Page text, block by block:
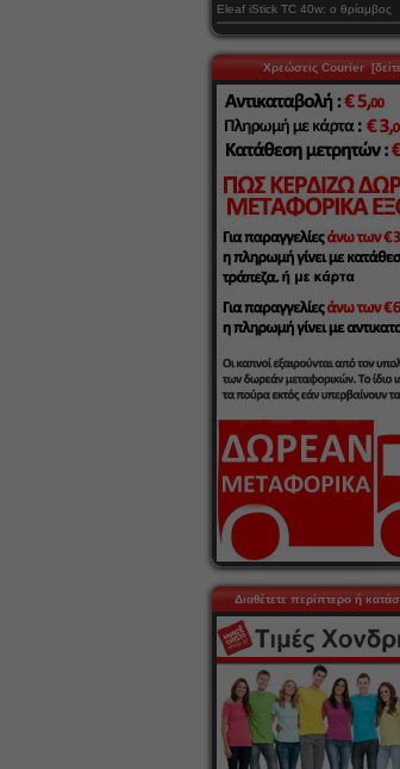
Eleaf iStick TC 40w: ο θρίαμβος
Χρεώσεις Courier
Διαθέτετε περίπτερο ή